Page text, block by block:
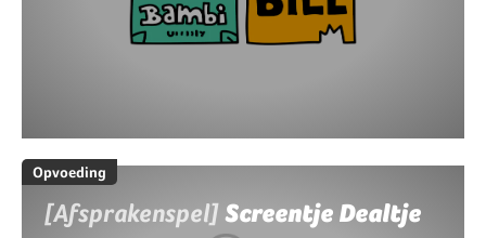
Opvoeding
[Afsprakenspel]Screentje Dealtje